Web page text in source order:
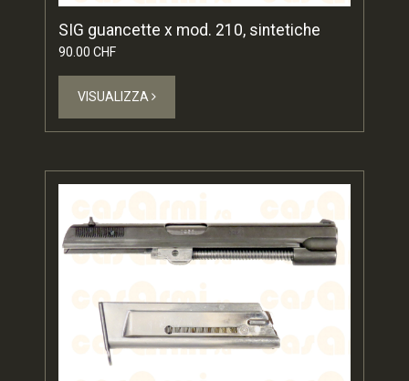
SIG guancette x mod. 210, sintetiche
90.00 CHF
VISUALIZZA